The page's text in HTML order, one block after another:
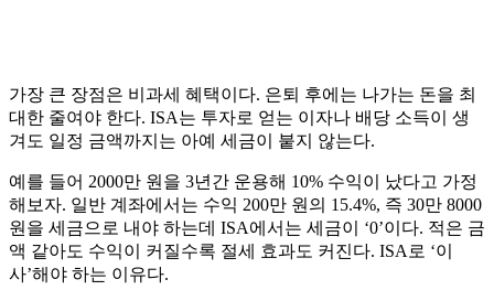
가장 큰 장점은 비과세 혜택이다. 은퇴 후에는 나가는 돈을 최
대한 줄여야 한다. ISA는 투자로 얻는 이자나 배당 소득이 생
겨도 일정 금액까지는 아예 세금이 붙지 않는다.
예를 들어 2000만 원을 3년간 운용해 10% 수익이 났다고 가정
해보자. 일반 계좌에서는 수익 200만 원의 15.4%, 즉 30만 8000
원을 세금으로 내야 하는데 ISA에서는 세금이 ‘0’이다. 적은 금
액 같아도 수익이 커질수록 절세 효과도 커진다. ISA로 ‘이
사’해야 하는 이유다.